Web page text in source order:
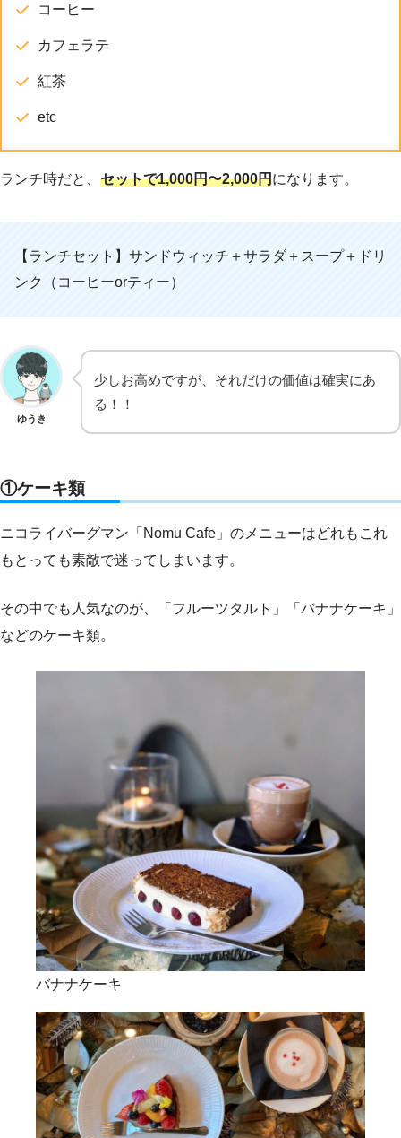
コーヒー
カフェラテ
紅茶
etc
ランチ時だと、 セットで1,000円〜2,000円になります。
【ランチセット】サンドウィッチ＋サラダ＋スープ＋ドリ
ンク（コーヒーorティー）
ゆうき
少しお高めですが、それだけの価値は確実にあ
る！！
①ケーキ類
ニコライバーグマン「Nomu Cafe」のメニューはどれもこれ
もとっても素敵で迷ってしまいます。
その中でも人気なのが、「フルーツタルト」「バナナケーキ」
などのケーキ類。
バナナケーキ